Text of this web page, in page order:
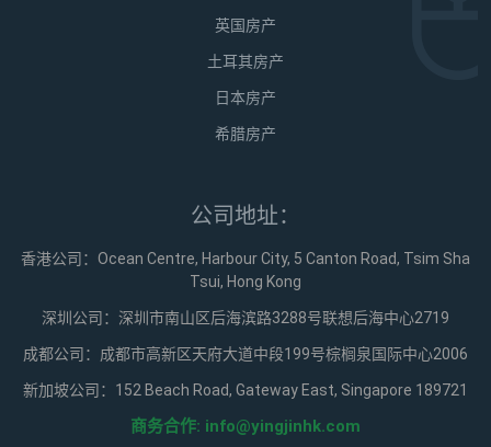
英国房产
土耳其房产
日本房产
希腊房产
公司地址：
香港公司：Ocean Centre, Harbour City, 5 Canton Road, Tsim Sha
Tsui, Hong Kong
深圳公司：深圳市南山区后海滨路3288号联想后海中心2719
成都公司：成都市高新区天府大道中段199号棕榈泉国际中心2006
新加坡公司：152 Beach Road, Gateway East, Singapore 189721
商务合作: info@yingjinhk.com